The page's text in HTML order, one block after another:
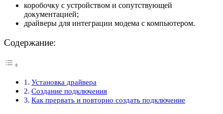
коробочку с устройством и сопутствующей
документацией;
драйверы для интеграции модема с компьютером.
Содержание:
Установка драйвера
Создание подключения
Как прервать и повторно создать подключение